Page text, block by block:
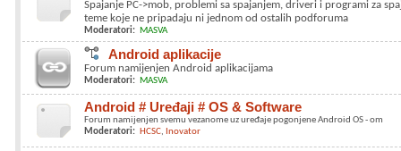
Spajanje PC->mob, problemi sa spajanjem, driveri i programi za
teme koje ne pripadaju ni jednom od ostalih podforuma
Moderatori: MASVA
Android aplikacije
Forum namijenjen Android aplikacijama
Moderatori: MASVA
Android # Uređaji # OS & Software
Forum namijenjen svemu vezanome uz uređaje pogonjene Android OS - om
Moderatori: HCSC Inovator